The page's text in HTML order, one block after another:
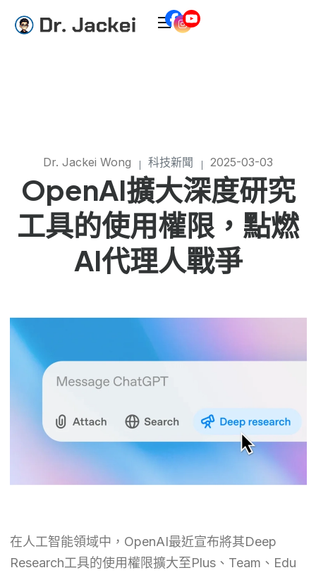
Dr. Jackei Wong 科技新聞 2025-03-03
OpenAI擴大深度研究
工具的使用權限，點燃
AI代理人戰爭
在人工智能領域中，OpenAI最近宣布將其Deep
Research工具的使用權限擴大至Plus、Team、Edu